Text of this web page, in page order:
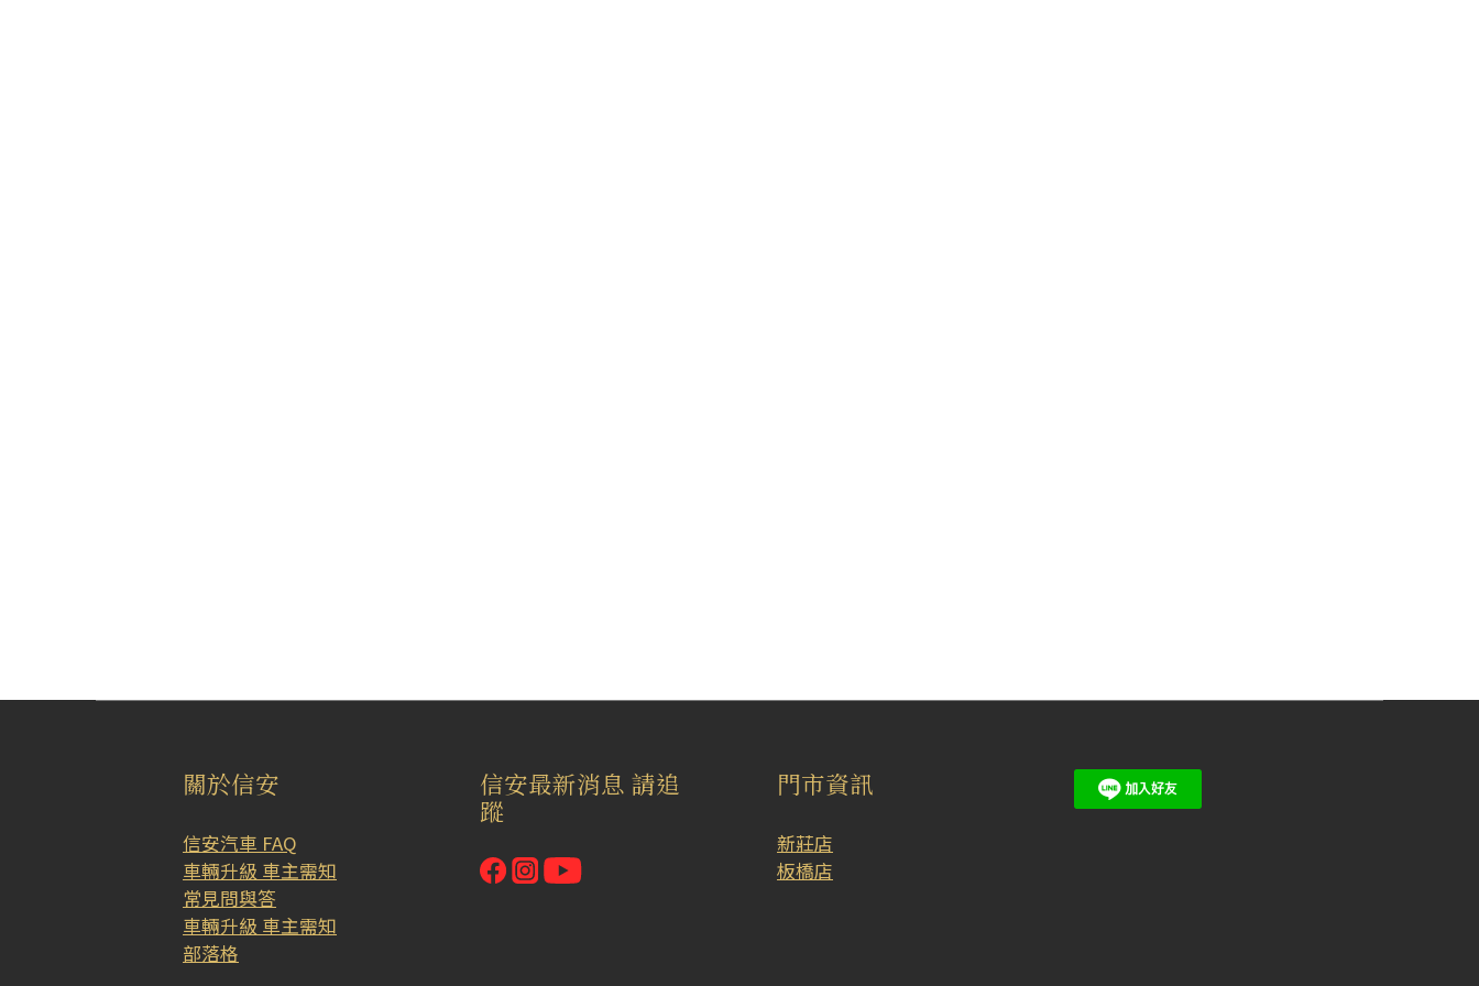
關於信安
信安汽車 FAQ
車輛升級 車主需知
常見問與答
車輛升級 車主需知
部落格
信安最新消息 請追
蹤
門市資訊
新莊店
板橋店